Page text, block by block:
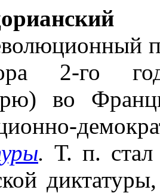
а
2-го
во
. Т. п. стал